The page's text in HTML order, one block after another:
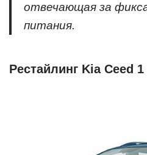
отвечающая за
питания.
Рестайлинг Kia Ceed 1